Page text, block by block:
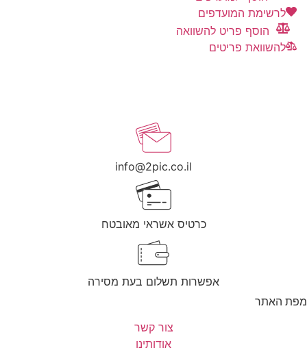
לרשימת המועדפים
הוסף פריט להשוואה
להשוואת פריטים
info@2pic.co.il
כרטיס אשראי מאובטח
אפשרות תשלום בעת מסירה
מפת האתר
צור קשר
אודותינו